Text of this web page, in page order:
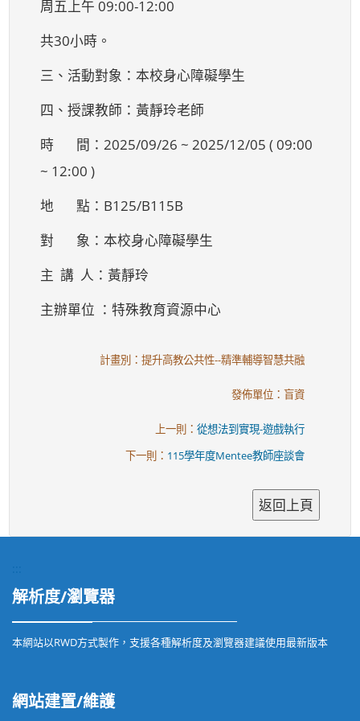
周五上午 09:00-12:00
共30小時。
三、活動對象：本校身心障礙學生
四、授課教師：黃靜玲老師
時 間：2025/09/26 ~ 2025/12/05 ( 09:00
~ 12:00 )
地 點：B125/B115B
對 象：本校身心障礙學生
主 講 人：黃靜玲
主辦單位 ：特殊教育資源中心
計畫別：提升高教公共性--精準輔導智慧共融
發佈單位：盲資
上一則：從想法到實現-遊戲執行
下一則： 115學年度Mentee教師座談會
解析度/瀏覽器
本網站以RWD方式製作，支援各種解析度及瀏覽器建議使用最新版本
網站建置/維護